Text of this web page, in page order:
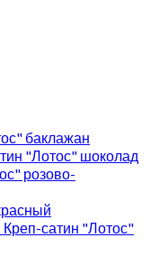
баклажан
"Лотос" шоколад
розово-
Креп-сатин "Лотос"